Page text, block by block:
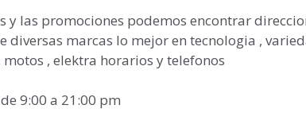
las promociones podemos encontrar
marcas lo mejor en tecnologia ,
, elektra horarios y telefonos
9:00 a 21:00 pm